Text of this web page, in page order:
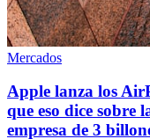
Mercados
Apple lanza los
que eso dice sobre
empresa de 3